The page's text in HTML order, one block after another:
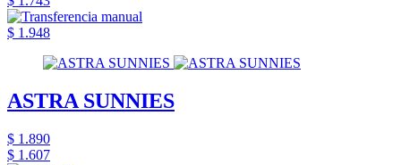
$ 1.948
ASTRA SUNNIES
$ 1.890
$ 1.607